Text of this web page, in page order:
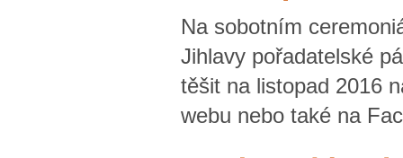
Na sobotním
Jihlavy pořadatelské
těšit na listopad 2016
webu nebo také na